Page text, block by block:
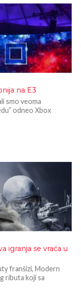
na E3
smo veoma
odneo Xbox
igranja se vraća u
franšizi, Modern
ributa koji sa